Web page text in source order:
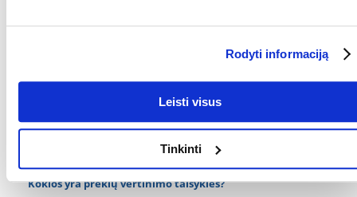
Rodyti informaciją
Leisti visus
Tinkinti
GALIMYBĖ NULEISTI
Ne
TŪRIS (ML): 10000
Kokios yra prekių vertinimo taisyklės?